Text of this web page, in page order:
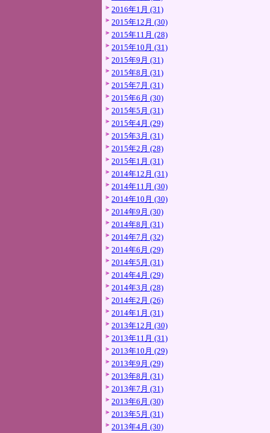
2016年1月 (31)
2015年12月 (30)
2015年11月 (28)
2015年10月 (31)
2015年9月 (31)
2015年8月 (31)
2015年7月 (31)
2015年6月 (30)
2015年5月 (31)
2015年4月 (29)
2015年3月 (31)
2015年2月 (28)
2015年1月 (31)
2014年12月 (31)
2014年11月 (30)
2014年10月 (30)
2014年9月 (30)
2014年8月 (31)
2014年7月 (32)
2014年6月 (29)
2014年5月 (31)
2014年4月 (29)
2014年3月 (28)
2014年2月 (26)
2014年1月 (31)
2013年12月 (30)
2013年11月 (31)
2013年10月 (29)
2013年9月 (29)
2013年8月 (31)
2013年7月 (31)
2013年6月 (30)
2013年5月 (31)
2013年4月 (30)